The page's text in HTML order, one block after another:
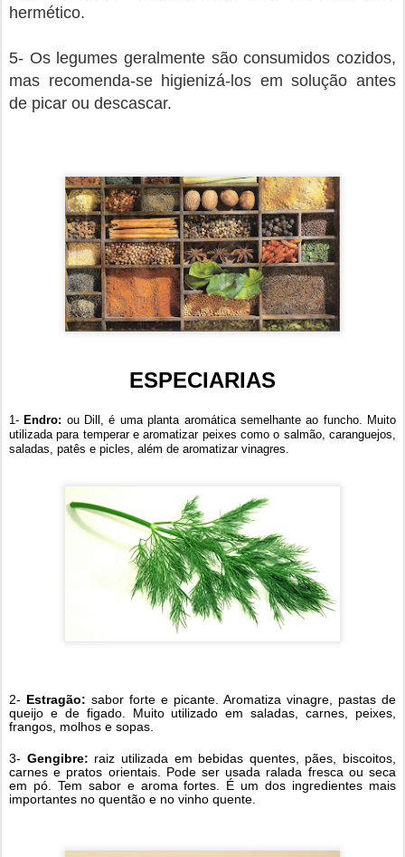
hermético.
5- Os legumes geralmente são consumidos cozidos,
mas recomenda-se higienizá-los em solução antes
de picar ou descascar.
ESPECIARIAS
1- Endro: ou Dill, é uma planta aromática semelhante ao funcho. Muito
utilizada para temperar e aromatizar peixes como o salmão, caranguejos,
saladas, patês e picles, além de aromatizar vinagres.
2- Estragão: sabor forte e picante. Aromatiza vinagre, pastas de
queijo e de figado. Muito utilizado em saladas, carnes, peixes,
frangos, molhos e sopas.
3- Gengibre: raiz utilizada em bebidas quentes, pães, biscoitos,
carnes e pratos orientais. Pode ser usada ralada fresca ou seca
em pó. Tem sabor e aroma fortes. É um dos ingredientes mais
importantes no quentão e no vinho quente.